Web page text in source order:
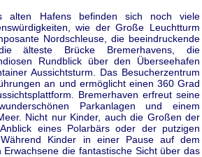
alten Hafens befinden sich noch viele
wie der Große Leuchtturm
Nordschleuse, die beeindruckende
älteste Brücke Bremerhavens, die
Rundblick über den Überseehafen
Aussichtsturm. Das Besucherzentrum
an und ermöglicht einen 360 Grad
Bremerhaven erfreut seine
Parkanlagen und einem
Nicht nur Kinder, auch die Großen der
eines Polarbärs oder der putzigen
Kinder in einer Pause auf dem
die fantastische Sicht über das